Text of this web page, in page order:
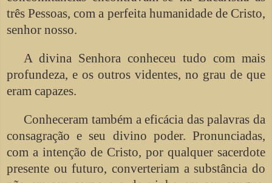
três Pessoas, com a perfeita humanidade de Cristo,
senhor nosso.
A divina Senhora conheceu tudo com mais
profundeza, e os outros videntes, no grau de que
eram capazes.
Conheceram também a eficácia das palavras da
consagração e seu divino poder. Pronunciadas,
com a intenção de Cristo, por qualquer sacerdote
presente ou futuro, converteriam a substância do